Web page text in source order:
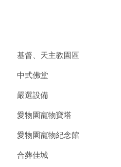
基督、天主教園區
中式佛堂
嚴選設備
愛物園寵物寶塔
愛物園寵物紀念館
合葬佳城